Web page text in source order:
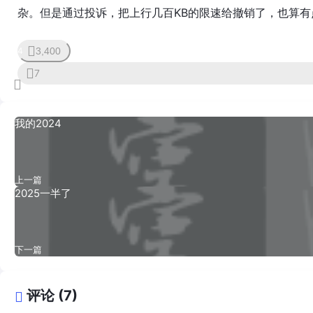
杂。但是通过投诉，把上行几百KB的限速给撤销了，也算
3,400
7
我的2024
上一篇
2025一半了
下一篇
评论 (7)